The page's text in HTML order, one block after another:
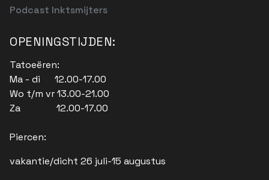
Podcast Inktsmijters
OPENINGSTIJDEN:
Tatoeëren:
Ma - di 12.00-17.00
Wo t/m vr 13.00-21.00
Za 12.00-17.00
Piercen:
vakantie/dicht 26 juli-15 augustus